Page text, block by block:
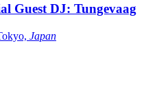
Guest DJ: Tungevaag
Japan